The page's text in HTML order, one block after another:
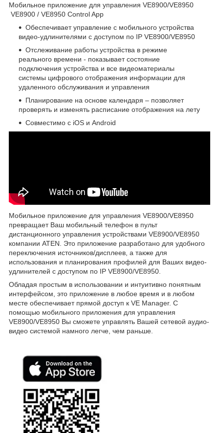
Мобильное приложение для управления VE8900/VE8950
VE8900 / VE8950 Control App
Обеспечивает управление с мобильного устройства
видео-удлинителями с доступом по IP VE8900/VE8950
Отслеживание работы устройства в режиме
реального времени - показывает состояние
подключения устройства и все видеоматериалы
системы цифрового отображения информации для
удаленного обслуживания и управления
Планирование на основе календаря – позволяет
проверять и изменять расписание отображения на лету
Совместимо с iOS и Android
Мобильное приложение для управления VE8900/VE8950
превращает Ваш мобильный телефон в пульт
дистанционного управления устройствами VE8900/VE8950
компании ATEN. Это приложение разработано для удобного
переключения источников/дисплеев, а также для
использования и планирования профилей для Ваших видео-
удлинителей с доступом по IP VE8900/VE8950.
Обладая простым в использовании и интуитивно понятным
интерфейсом, это приложение в любое время и в любом
месте обеспечивает прямой доступ к VE Manager. С
помощью мобильного приложения для управления
VE8900/VE8950 Вы сможете управлять Вашей сетевой аудио-
видео системой намного легче, чем раньше.